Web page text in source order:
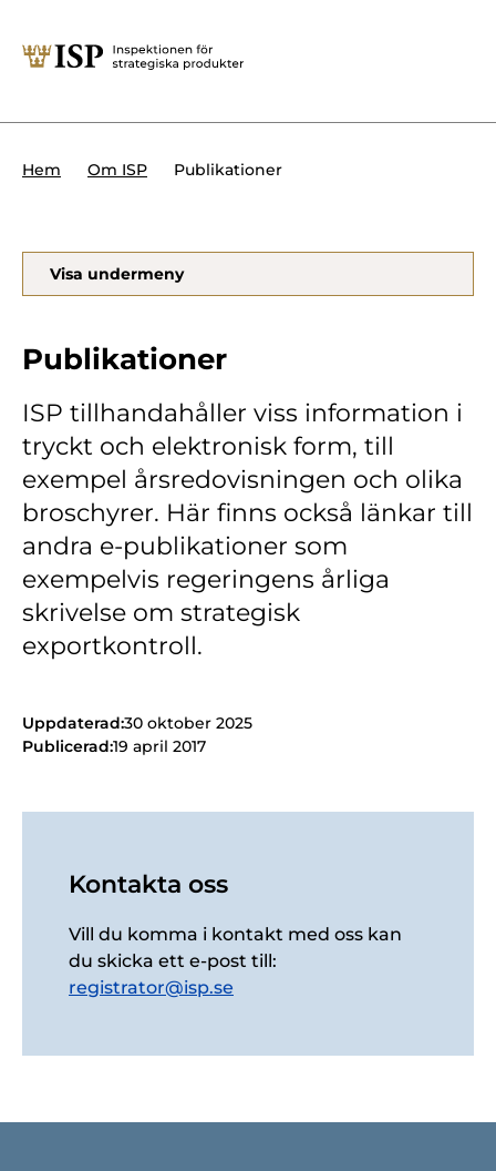
Söktips:
Regelverk
Krigsmateriel
Utländska direktinvesteringar
Kemvapen-konventionen
Om ISP
Kontakt
Lediga jobb
Kundwebben
In English
Hem Om ISP Publikationer
Visa undermeny
Publikationer
ISP tillhandahåller viss information i
tryckt och elektronisk form, till
exempel årsredovisningen och olika
broschyrer. Här finns också länkar till
andra e-publikationer som
exempelvis regeringens årliga
skrivelse om strategisk
exportkontroll.
Uppdaterad:30 oktober 2025
Publicerad:19 april 2017
Kontakta oss
Vill du komma i kontakt med oss kan
du skicka ett e-post till:
registrator@isp.se